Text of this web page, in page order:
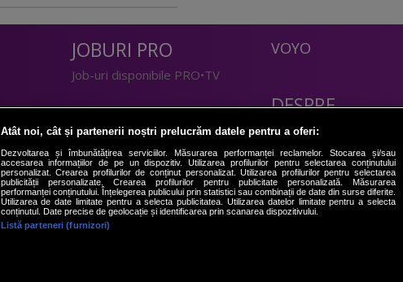
JOBURI PRO
Job-uri disponibile PRO•TV
LIFESTYLE
Doctor de Bine
Acasă
Acasă Gold
Perfecte
DeBarbati
VOYO
DESPRE
Politica Confidentialitate
Contact
Atât noi, cât și partenerii noștri prelucrăm datele pentru a oferi:
Dezvoltarea și îmbunătățirea serviciilor. Măsurarea performanței reclamelor. Stocarea și/sau
accesarea informațiilor de pe un dispozitiv. Utilizarea profilurilor pentru selectarea conținutului
personalizat. Crearea profilurilor de conținut personalizat. Utilizarea profilurilor pentru selectarea
publicității personalizate. Crearea profilurilor pentru publicitate personalizată. Măsurarea
performanței conținutului. Înțelegerea publicului prin statistici sau combinații de date din surse diferite.
Utilizarea de date limitate pentru a selecta publicitatea. Utilizarea datelor limitate pentru a selecta
conținutul. Date precise de geolocație și identificarea prin scanarea dispozitivului.
Listă parteneri (furnizori)